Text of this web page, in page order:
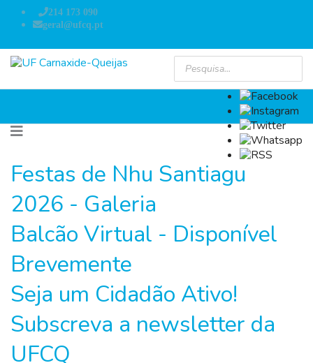
214 173 090
geral@ufcq.pt
Festas de Nhu Santiagu
2026 - Galeria
Balcão Virtual - Disponível
Brevemente
Seja um Cidadão Ativo!
Subscreva a newsletter da
UFCQ